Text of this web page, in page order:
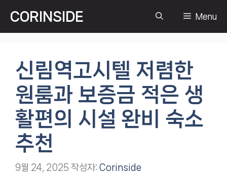
츠
CORINSIDE Menu
신림역고시텔 저렴한
원룸과 보증금 적은 생
활편의 시설 완비 숙소
추천
9월 24, 2025 작성자: Corinside